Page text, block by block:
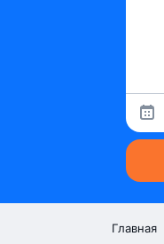
Главная